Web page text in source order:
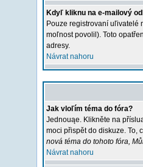
Kdyľ kliknu na e-mailový
Pouze registrovaní uľivatelé
moľnost povolil). Toto
adresy.
Návrat nahoru
Jak vloľím téma do fóra?
Jednouąe. Klikněte na
moci přispět do diskuze. To,
nová téma do tohoto fóra,
Návrat nahoru